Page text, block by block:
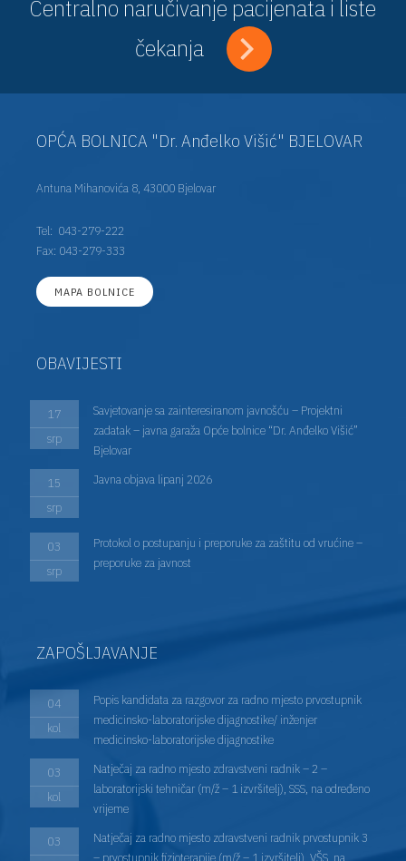
Centralno naručivanje pacijenata i liste
čekanja
OPĆA BOLNICA "Dr. Anđelko Višić" BJELOVAR
Antuna Mihanovića 8, 43000 Bjelovar
Tel: 043-279-222
Fax: 043-279-333
MAPA BOLNICE
OBAVIJESTI
17
srp
Savjetovanje sa zainteresiranom javnošću – Projektni
zadatak – javna garaža Opće bolnice “Dr. Anđelko Višić”
Bjelovar
15
srp
Javna objava lipanj 2026
03
srp
Protokol o postupanju i preporuke za zaštitu od vrućine –
preporuke za javnost
ZAPOŠLJAVANJE
04
kol
Popis kandidata za razgovor za radno mjesto prvostupnik
medicinsko-laboratorijske dijagnostike/ inženjer
medicinsko-laboratorijske dijagnostike
03
kol
Natječaj za radno mjesto zdravstveni radnik – 2 –
laboratorijski tehničar (m/ž – 1 izvršitelj), SSS, na određeno
vrijeme
03
Natječaj za radno mjesto zdravstveni radnik prvostupnik 3
– prvostupnik fizioterapije (m/ž – 1 izvršitelj), VŠS, na